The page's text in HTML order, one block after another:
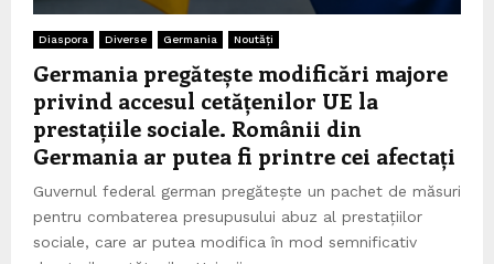
Diaspora Diverse Germania Noutăți
Germania pregătește modificări majore
privind accesul cetățenilor UE la
prestațiile sociale. Românii din
Germania ar putea fi printre cei afectați
Guvernul federal german pregătește un pachet de măsuri
pentru combaterea presupusului abuz al prestațiilor
sociale, care ar putea modifica în mod semnificativ